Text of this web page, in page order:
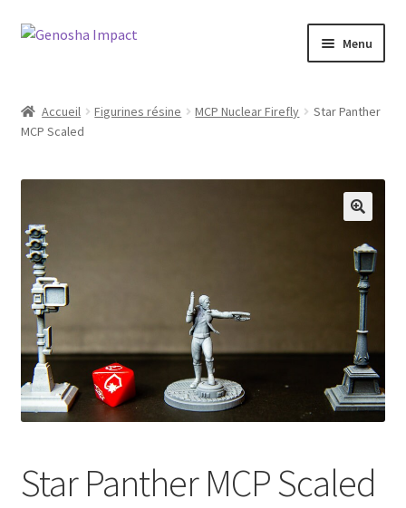
Aller
navigation
Aller
Menu
Cart
Checkout
My account
Shop
Wishlist
Accueil Figurines résine MCP Nuclear Firefly
Star Panther
MCP Scaled
Star Panther MCP Scaled